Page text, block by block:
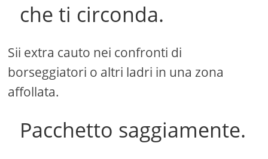
che ti circonda.
Sii extra cauto nei confronti di
borseggiatori o altri ladri in una zona
affollata.
Pacchetto saggiamente.